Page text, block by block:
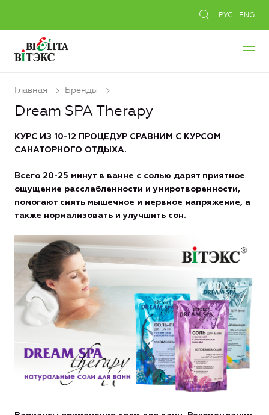
РУС ENG
Главная Бренды
Dream SPA Therapy
КУРС ИЗ 10-12 ПРОЦЕДУР СРАВНИМ С КУРСОМ
САНАТОРНОГО ОТДЫХА.
Всего 20-25 минут в ванне с солью дарят приятное
ощущение расслабленности и умиротворенности,
помогают снять мышечное и нервное напряжение, а
также нормализовать и улучшить сон.